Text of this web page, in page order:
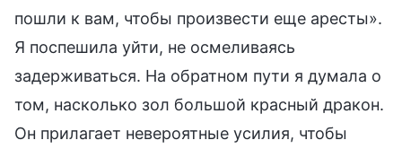
пошли к вам, чтобы произвести еще аресты».
Я поспешила уйти, не осмеливаясь
задерживаться. На обратном пути я думала о
том, насколько зол большой красный дракон.
Он прилагает невероятные усилия, чтобы